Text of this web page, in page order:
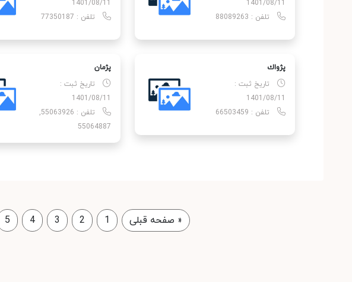
1401/08/11
تلفن : 88089263
1401/08/11
تلفن : 77350187
پژواك
تاریخ ثبت :
1401/08/11
تلفن : 66503459
پژمان
تاریخ ثبت :
1401/08/11
تلفن : 55063926,
55064887
« صفحه قبلی 1
2
3
4
5